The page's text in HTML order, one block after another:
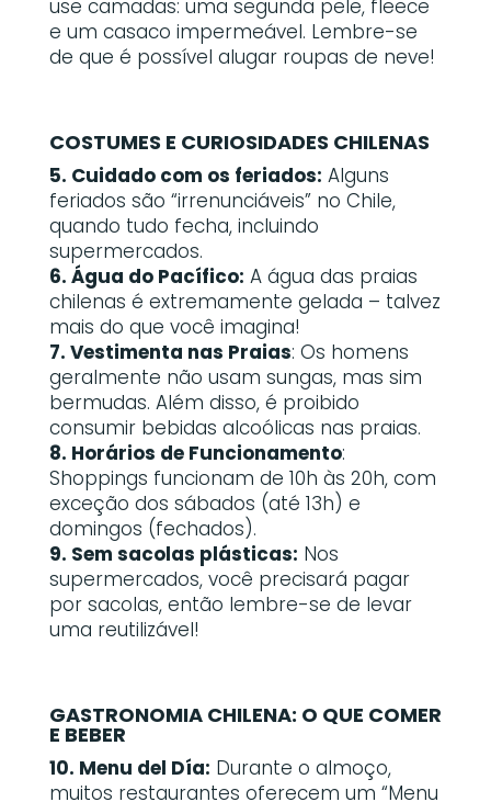
use camadas: uma segunda pele, fleece
e um casaco impermeável. Lembre-se
de que é possível alugar roupas de neve!
COSTUMES E CURIOSIDADES CHILENAS
5. Cuidado com os feriados: Alguns
feriados são “irrenunciáveis” no Chile,
quando tudo fecha, incluindo
supermercados.
6. Água do Pacífico: A água das praias
chilenas é extremamente gelada – talvez
mais do que você imagina!
7. Vestimenta nas Praias: Os homens
geralmente não usam sungas, mas sim
bermudas. Além disso, é proibido
consumir bebidas alcoólicas nas praias.
8. Horários de Funcionamento:
Shoppings funcionam de 10h às 20h, com
exceção dos sábados (até 13h) e
domingos (fechados).
9. Sem sacolas plásticas: Nos
supermercados, você precisará pagar
por sacolas, então lembre-se de levar
uma reutilizável!
GASTRONOMIA CHILENA: O QUE COMER
E BEBER
10. Menu del Día: Durante o almoço,
muitos restaurantes oferecem um “Menu